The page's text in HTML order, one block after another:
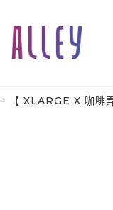
- 【 XLARGE X 咖啡